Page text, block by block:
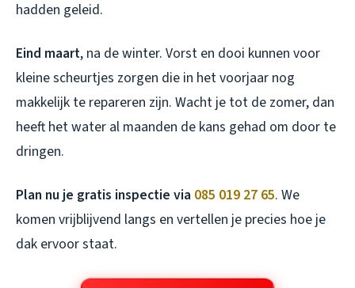
hadden geleid.
Eind maart, na de winter. Vorst en dooi kunnen voor
kleine scheurtjes zorgen die in het voorjaar nog
makkelijk te repareren zijn. Wacht je tot de zomer, dan
heeft het water al maanden de kans gehad om door te
dringen.
Plan nu je gratis inspectie via 085 019 27 65. We
komen vrijblijvend langs en vertellen je precies hoe je
dak ervoor staat.